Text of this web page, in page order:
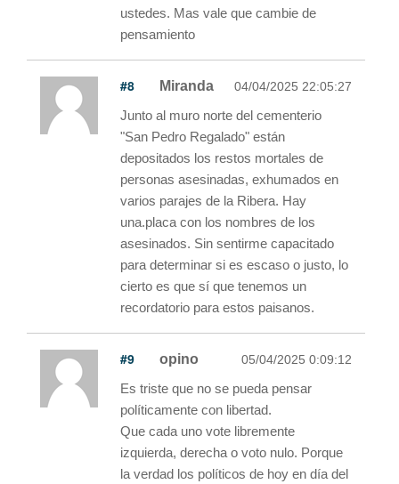
ustedes. Mas vale que cambie de
pensamiento
#8 Miranda 04/04/2025 22:05:27
Junto al muro norte del cementerio
"San Pedro Regalado" están
depositados los restos mortales de
personas asesinadas, exhumados en
varios parajes de la Ribera. Hay
una.placa con los nombres de los
asesinados. Sin sentirme capacitado
para determinar si es escaso o justo, lo
cierto es que sí que tenemos un
recordatorio para estos paisanos.
#9 opino 05/04/2025 0:09:12
Es triste que no se pueda pensar
políticamente con libertad.
Que cada uno vote libremente
izquierda, derecha o voto nulo. Porque
la verdad los políticos de hoy en día del